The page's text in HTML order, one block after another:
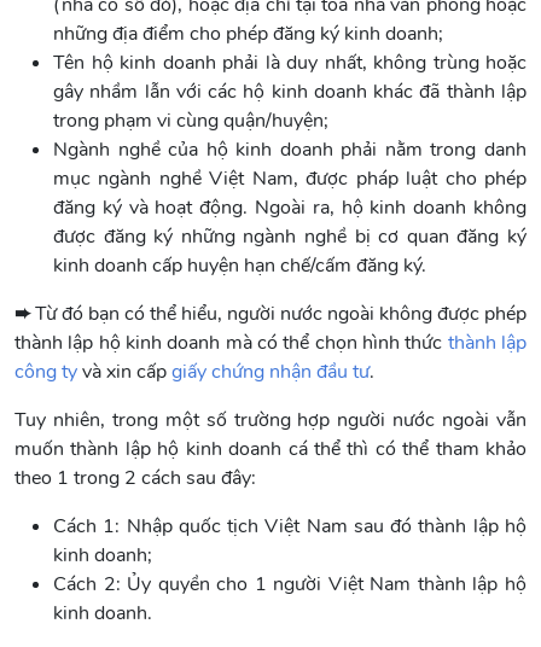
những địa điểm cho phép đăng ký kinh doanh;
Tên hộ kinh doanh phải là duy nhất, không trùng hoặc
gây nhầm lẫn với các hộ kinh doanh khác đã thành lập
trong phạm vi cùng quận/huyện;
Ngành nghề của hộ kinh doanh phải nằm trong danh
mục ngành nghề Việt Nam, được pháp luật cho phép
đăng ký và hoạt động. Ngoài ra, hộ kinh doanh không
được đăng ký những ngành nghề bị cơ quan đăng ký
kinh doanh cấp huyện hạn chế/cấm đăng ký.
➨Từ đó bạn có thể hiểu, người nước ngoài không được phép
thành lập hộ kinh doanh mà có thể chọn hình thức thành lập
công tyvà xin cấpgiấy chứng nhận đầu tư.
Tuy nhiên, trong một số trường hợp người nước ngoài vẫn
muốn thành lập hộ kinh doanh cá thể thì có thể tham khảo
theo 1 trong 2 cách sau đây:
Cách 1: Nhập quốc tịch Việt Nam sau đó thành lập hộ
kinh doanh;
Cách 2: Ủy quyền cho 1 người Việt Nam thành lập hộ
kinh doanh.